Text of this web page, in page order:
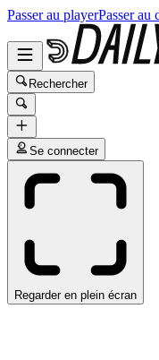
Passer au playerPasser au
Rechercher
Se connecter
Regarder en plein écran